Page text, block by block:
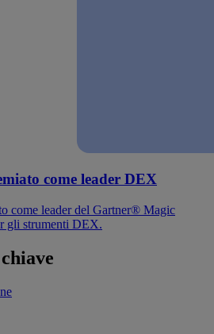
come leader DEX
come leader del Gartner® Magic
gli strumenti DEX.